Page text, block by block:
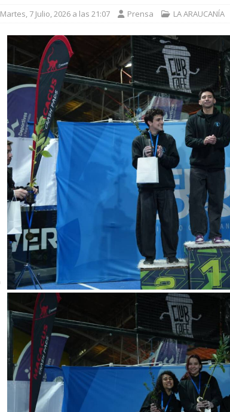
Martes, 7 Julio, 2026 a las 21:07 Prensa LA ARAUCANÍA